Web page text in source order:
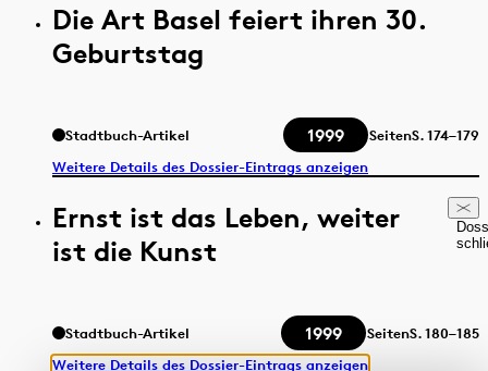
Die Art Basel feiert ihren 30.
Geburtstag
Stadtbuch-Artikel 1999 SeitenS.174–179
Weitere Details des Dossier-Eintrags anzeigen
Ernst ist das Leben, weiter
ist die Kunst
Stadtbuch-Artikel 1999 SeitenS.180–185
Weitere Details des Dossier-Eintrags anzeigen